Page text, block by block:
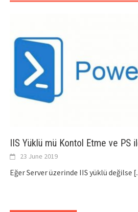
IIS Yüklü mü Kontol Etme ve PS
23 June 2019
Eğer Server üzerinde IIS yüklü değilse